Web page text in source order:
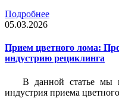
Подробнее
05.03.2026
Прием цветного лома:
индустрию рециклинга
В данной статье мы
индустрия приема